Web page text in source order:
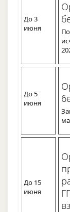
До 3
июня
До 5
июня
До 15
июня